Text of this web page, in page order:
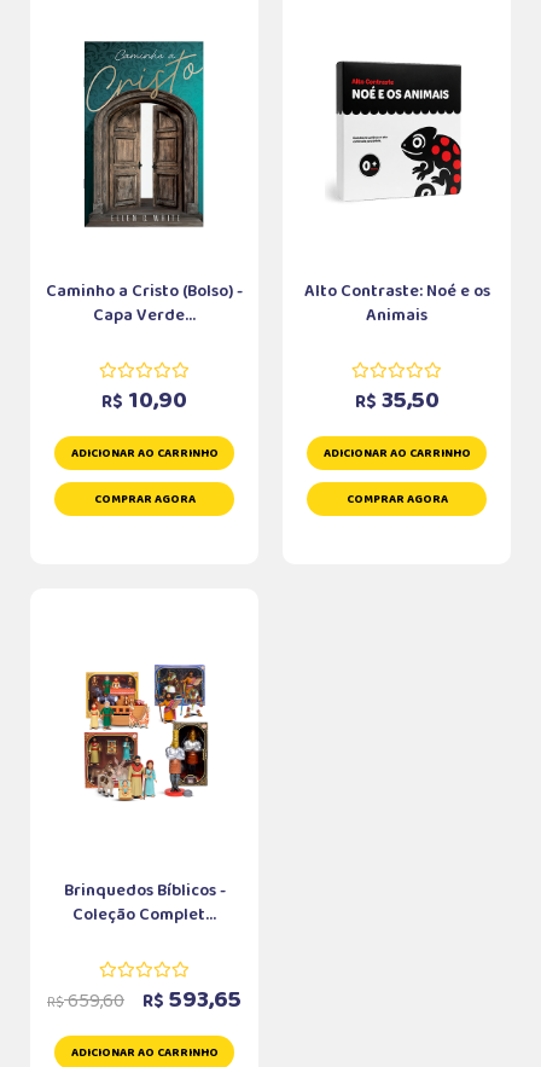
Caminho a Cristo (Bolso) -
Capa Verde...
R$ 10,90
ADICIONAR AO CARRINHO
COMPRAR AGORA
Alto Contraste: Noé e os
Animais
R$ 35,50
ADICIONAR AO CARRINHO
COMPRAR AGORA
Brinquedos Bíblicos -
Coleção Complet...
R$659,60 R$ 593,65
ADICIONAR AO CARRINHO